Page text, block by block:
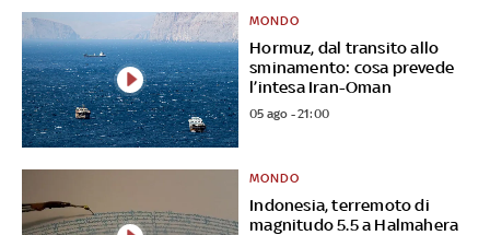
Hormuz, dal transito allo
sminamento: cosa prevede
l’intesa Iran-Oman
MONDO
05 ago - 21:00
Indonesia, terremoto di
magnitudo 5.5 a Halmahera
MONDO